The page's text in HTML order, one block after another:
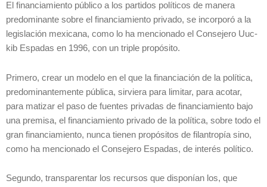
El financiamiento público a los partidos políticos de manera
predominante sobre el financiamiento privado, se incorporó a la
legislación mexicana, como lo ha mencionado el Consejero Uuc-
kib Espadas en 1996, con un triple propósito.
Primero, crear un modelo en el que la financiación de la política,
predominantemente pública, sirviera para limitar, para acotar,
para matizar el paso de fuentes privadas de financiamiento bajo
una premisa, el financiamiento privado de la política, sobre todo el
gran financiamiento, nunca tienen propósitos de filantropía sino,
como ha mencionado el Consejero Espadas, de interés político.
Segundo, transparentar los recursos que disponían los, que